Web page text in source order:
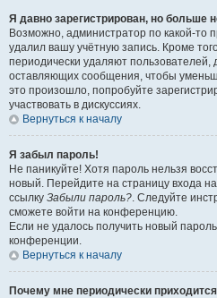
Я давно зарегистрирован, но больше
Возможно, администратор по какой-то
удалил вашу учётную запись. Кроме
периодически удаляют пользователей,
оставляющих сообщения, чтобы
это произошло, попробуйте
участвовать в дискуссиях.
Вернуться к началу
Я забыл пароль!
Не паникуйте! Хотя пароль нельзя
новый. Перейдите на страницу входа
ссылку Забыли пароль?. Следуйте
сможете войти на конференцию.
Если не удалось получить новый
конференции.
Вернуться к началу
Почему мне периодически